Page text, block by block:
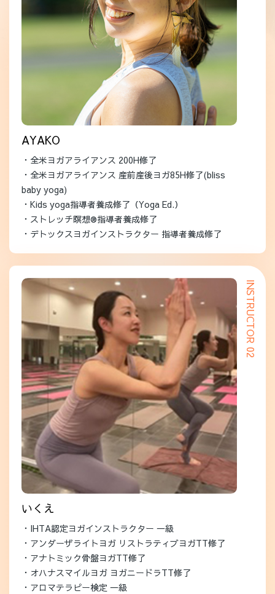
AYAKO
・全米ヨガアライアンス 200H修了
・全米ヨガアライアンス 産前産後ヨガ85H修了(bliss
baby yoga)
・Kids yoga指導者養成修了（Yoga Ed.）
・ストレッチ瞑想®指導者養成修了
・デトックスヨガインストラクター 指導者養成修了
INSTRUCTOR 02
いくえ
・IHTA認定ヨガインストラクター 一級
・アンダーザライトヨガ リストラティブヨガTT修了
・アナトミック骨盤ヨガTT修了
・オハナスマイルヨガ ヨガニードラTT修了
・アロマテラピー検定 一級